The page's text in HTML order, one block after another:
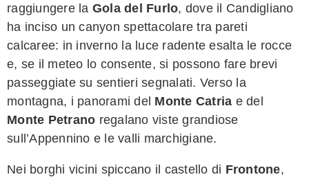
raggiungere la Gola del Furlo, dove il Candigliano
ha inciso un canyon spettacolare tra pareti
calcaree: in inverno la luce radente esalta le rocce
e, se il meteo lo consente, si possono fare brevi
passeggiate su sentieri segnalati. Verso la
montagna, i panorami del Monte Catria e del
Monte Petrano regalano viste grandiose
sull’Appennino e le valli marchigiane.
Nei borghi vicini spiccano il castello di Frontone,